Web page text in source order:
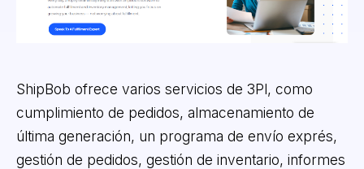
ShipBob ofrece varios servicios de 3Pl, como
cumplimiento de pedidos, almacenamiento de
última generación, un programa de envío exprés,
gestión de pedidos, gestión de inventario, informes